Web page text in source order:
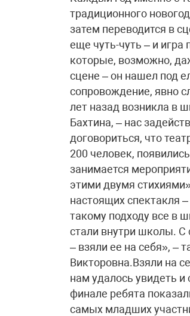
традиционного
затем переводится в
еще чуть-чуть – и игра
которые, возможно,
сцене – он нашел под
сопровождение, явно
лет назад возникла в
Бахтина, – нас
договориться, что
200 человек,
занимается
этими двумя
настоящих спектакля
такому подходу все в
стали внутри школы. С
– взяли ее на себя», –
Викторовна.Взяли на
нам удалось увидеть
финале ребята
самых младших